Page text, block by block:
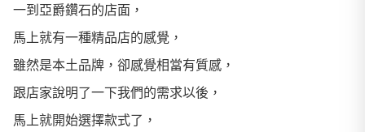
一到亞爵鑽石的店面，
馬上就有一種精品店的感覺，
雖然是本土品牌，卻感覺相當有質感，
跟店家說明了一下我們的需求以後，
馬上就開始選擇款式了，